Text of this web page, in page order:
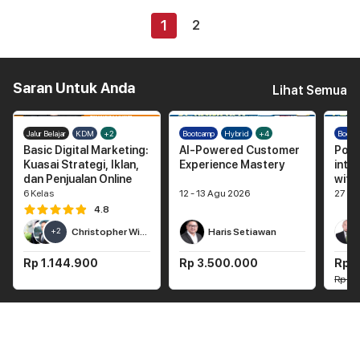
1 2
Saran Untuk Anda Lihat Semua
Jalur Belajar KDM +2
Basic Digital Marketing:
Kuasai Strategi, Iklan,
dan Penjualan Online
6 Kelas
4.8
+2 Christopher Winsky
Rp 1.144.900
Bootcamp Hybrid +4
AI-Powered Customer
Experience Mastery
12 - 13 Agu 2026
Haris Setiawan
Rp 3.500.000
into
with
27 -
Rp
Rp